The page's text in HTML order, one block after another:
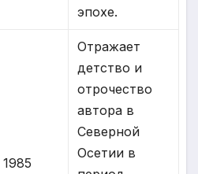
эпохе.
1985
Отражает
детство и
отрочество
автора в
Северной
Осетии в